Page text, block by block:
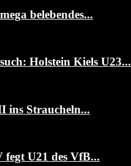
belebendes...
Holstein Kiels U23...
ins Straucheln...
fegt U21 des VfB...